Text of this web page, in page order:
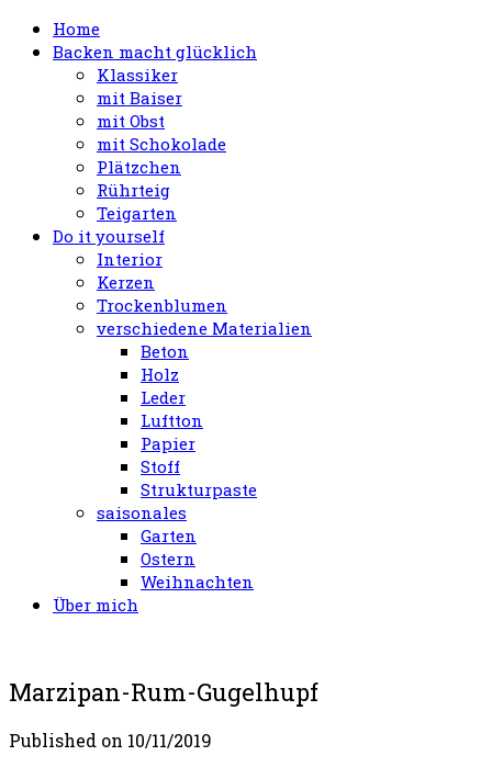
Home
Backen macht glücklich
Klassiker
mit Baiser
mit Obst
mit Schokolade
Plätzchen
Rührteig
Teigarten
Do it yourself
Interior
Kerzen
Trockenblumen
verschiedene Materialien
Beton
Holz
Leder
Luftton
Papier
Stoff
Strukturpaste
saisonales
Garten
Ostern
Weihnachten
Über mich
Marzipan-Rum-Gugelhupf
Published on 10/11/2019